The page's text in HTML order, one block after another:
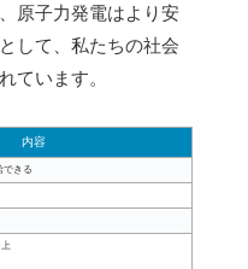
原子力発電はより安
して、私たちの社会
ています。
内容
できる